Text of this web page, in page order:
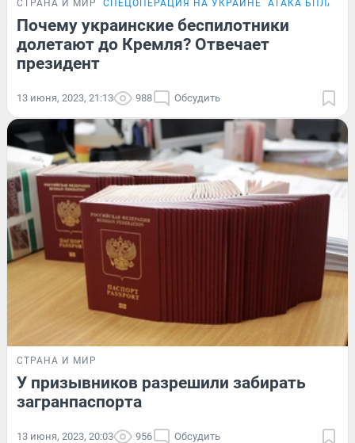
СТРАНА И МИР СПЕЦОПЕРАЦИЯ НА УКРАИНЕ АТАКА БПЛА
Почему украинские беспилотники
долетают до Кремля? Отвечает
президент
13 июня, 2023, 21:13 988 Обсудить
СТРАНА И МИР
У призывников разрешили забирать
загранпаспорта
13 июня, 2023, 20:03 956 Обсудить